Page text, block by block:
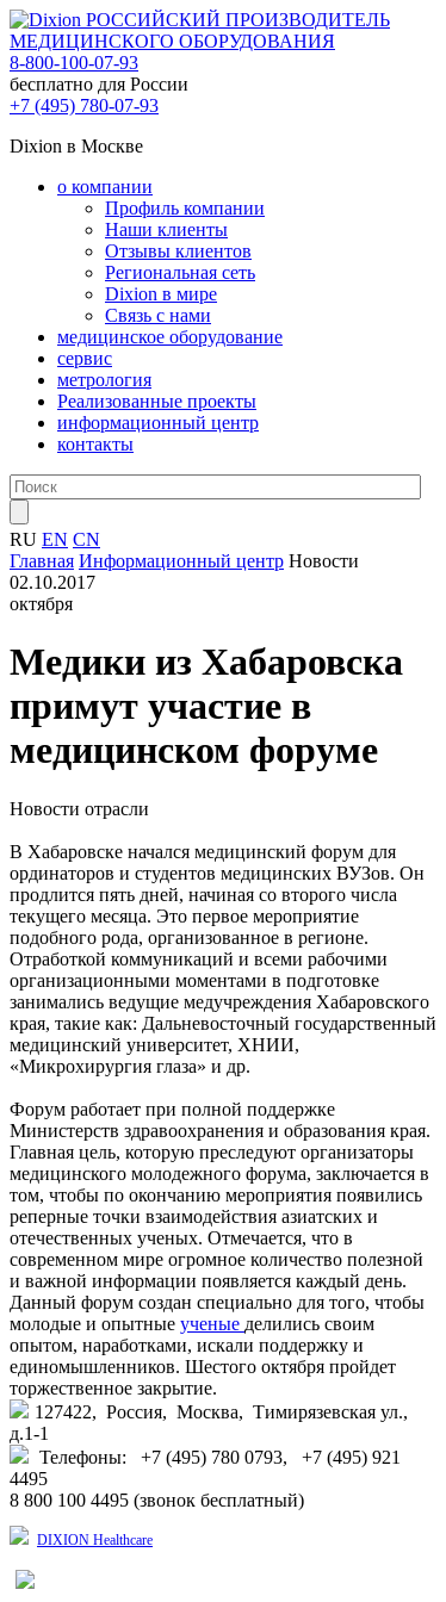
РОССИЙСКИЙ ПРОИЗВОДИТЕЛЬ
МЕДИЦИНСКОГО ОБОРУДОВАНИЯ
8-800-100-07-93
бесплатно для России
+7 (495) 780-07-93
Dixion в Москве
о компании
Профиль компании
Наши клиенты
Отзывы клиентов
Региональная сеть
Dixion в мире
Связь с нами
медицинское оборудование
сервис
метрология
Реализованные проекты
информационный центр
контакты
RU EN CN
Главная Информационный центр Новости
02.10.2017
октября
Медики из Хабаровска
примут участие в
медицинском форуме
Новости отрасли
В Хабаровске начался медицинский форум для
ординаторов и студентов медицинских ВУЗов. Он
продлится пять дней, начиная со второго числа
текущего месяца. Это первое мероприятие
подобного рода, организованное в регионе.
Отработкой коммуникаций и всеми рабочими
организационными моментами в подготовке
занимались ведущие медучреждения Хабаровского
края, такие как: Дальневосточный государственный
медицинский университет, ХНИИ,
«Микрохирургия глаза» и др.
Форум работает при полной поддержке
Министерств здравоохранения и образования края.
Главная цель, которую преследуют организаторы
медицинского молодежного форума, заключается в
том, чтобы по окончанию мероприятия появились
реперные точки взаимодействия азиатских и
отечественных ученых. Отмечается, что в
современном мире огромное количество полезной
и важной информации появляется каждый день.
Данный форум создан специально для того, чтобы
молодые и опытные ученые делились своим
опытом, наработками, искали поддержку и
единомышленников. Шестого октября пройдет
торжественное закрытие.
127422, Россия, Москва, Тимирязевская ул.,
д.1-1
Телефоны: +7 (495) 780 0793, +7 (495) 921
4495
8 800 100 4495 (звонок бесплатный)
DIXION Healthcare